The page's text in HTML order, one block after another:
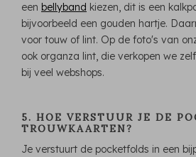
een bellyband kiezen, dit is een
bijvoorbeeld een gouden hartje.
voor touw of lint. Op de foto's van
ook organza lint, die verkopen we
bij veel webshops.
5. HOE VERSTUUR JE DE
TROUWKAARTEN?
Je verstuurt de pocketfolds in een